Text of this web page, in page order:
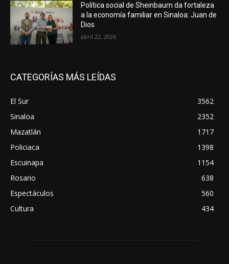
Política social de Sheinbaum da fortaleza
a la economía familiar en Sinaloa: Juan de
Dios
abril 22, 2026
CATEGORÍAS MÁS LEÍDAS
El Sur
3562
Sinaloa
2352
Mazatlán
1717
Policiaca
1398
Escuinapa
1154
Rosario
638
Espectáculos
560
Cultura
434